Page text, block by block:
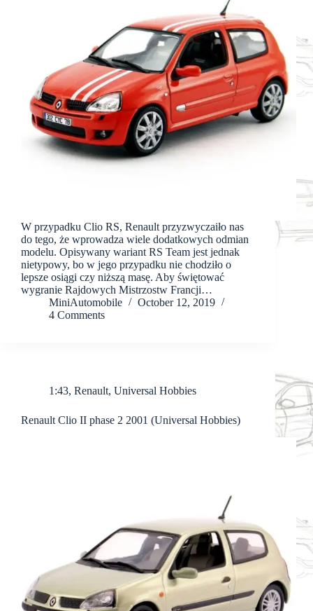
W przypadku Clio RS, Renault przyzwyczaiło nas
do tego, że wprowadza wiele dodatkowych odmian
modelu. Opisywany wariant RS Team jest jednak
nietypowy, bo w jego przypadku nie chodziło o
lepsze osiągi czy niższą masę. Aby świętować
wygranie Rajdowych Mistrzostw Francji…
MiniAutomobile
October 12, 2019
4 Comments
1:43, Renault, Universal Hobbies
Renault Clio II phase 2 2001 (Universal Hobbies)